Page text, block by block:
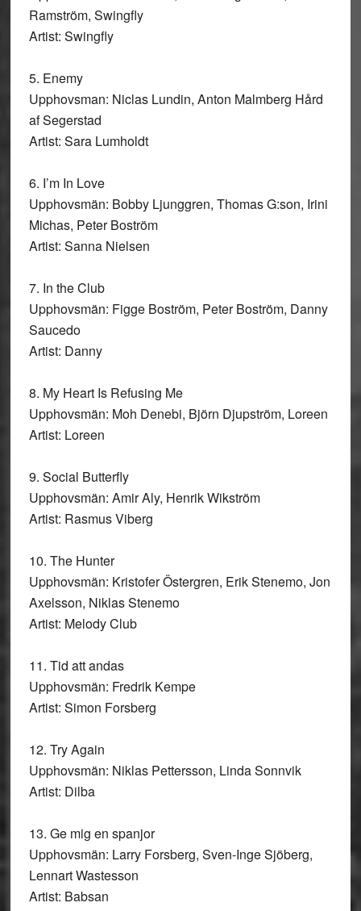
Ramström, Swingfly
Artist: Swingfly
5. Enemy
Upphovsman: Niclas Lundin, Anton Malmberg Hård
af Segerstad
Artist: Sara Lumholdt
6. I’m In Love
Upphovsmän: Bobby Ljunggren, Thomas G:son, Irini
Michas, Peter Boström
Artist: Sanna Nielsen
7. In the Club
Upphovsmän: Figge Boström, Peter Boström, Danny
Saucedo
Artist: Danny
8. My Heart Is Refusing Me
Upphovsmän: Moh Denebi, Björn Djupström, Loreen
Artist: Loreen
9. Social Butterfly
Upphovsmän: Amir Aly, Henrik Wikström
Artist: Rasmus Viberg
10. The Hunter
Upphovsmän: Kristofer Östergren, Erik Stenemo, Jon
Axelsson, Niklas Stenemo
Artist: Melody Club
11. Tid att andas
Upphovsmän: Fredrik Kempe
Artist: Simon Forsberg
12. Try Again
Upphovsmän: Niklas Pettersson, Linda Sonnvik
Artist: Dilba
13. Ge mig en spanjor
Upphovsmän: Larry Forsberg, Sven-Inge Sjöberg,
Lennart Wastesson
Artist: Babsan